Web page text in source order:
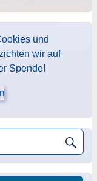
und
wir auf
Spende!